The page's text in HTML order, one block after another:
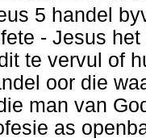
5 handel
- Jesus
te vervul of
oor die
man van
as